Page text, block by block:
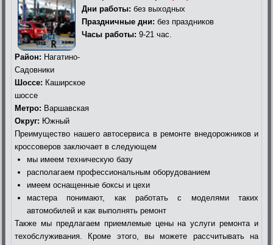
Дни работы: без выходных
Праздничные дни: без праздников
Часы работы: 9-21 час.
Район: Нагатино-
Садовники
Шоссе: Каширское
шоссе
Метро: Варшавская
Округ: Южный
Преимущество нашего автосервиса в ремонте внедорожников и
кроссоверов заключает в следующем
мы имеем техническую базу
располагаем профессиональным оборудованием
имеем оснащенные боксы и цехи
мастера понимают, как работать с моделями таких
автомобилей и как выполнять ремонт
Также мы предлагаем приемлемые цены на услуги ремонта и
техобслуживания. Кроме этого, вы можете рассчитывать на